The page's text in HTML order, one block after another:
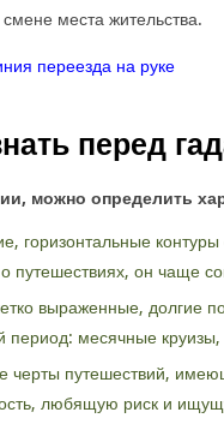
места жительства.
перед
можно определить
горизонтальные
он чаще
выраженные, долгие
период: месячные
черты путешествий,
любящую риск и